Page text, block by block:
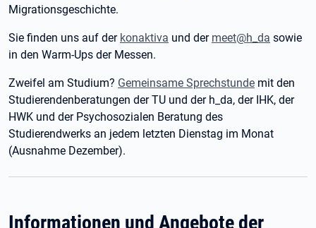
Migrationsgeschichte.
Sie finden uns auf der konaktiva und der meet@h_da sowie
in den Warm-Ups der Messen.
Zweifel am Studium? Gemeinsame Sprechstunde mit den
Studierendenberatungen der TU und der h_da, der IHK, der
HWK und der Psychosozialen Beratung des
Studierendwerks an jedem letzten Dienstag im Monat
(Ausnahme Dezember).
Informationen und Angebote der